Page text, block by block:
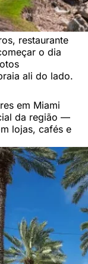
restaurante
o dia
ali do lado.
em Miami
da região —
lojas, cafés e